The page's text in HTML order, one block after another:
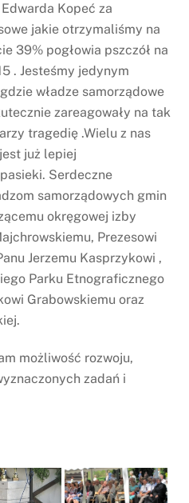
Kopeć za
jakie otrzymaliśmy na
39% pogłowia pszczół na
. Jesteśmy jedynym
władze samorządowe
zareagowały na tak
tragedię .Wielu z nas
już lepiej
Serdeczne
samorządowych gmin
okręgowej izby
Prezesowi
Jerzemu Kasprzykowi ,
Parku Etnograficznego
Grabowskiemu oraz
możliwość rozwoju,
zadań i